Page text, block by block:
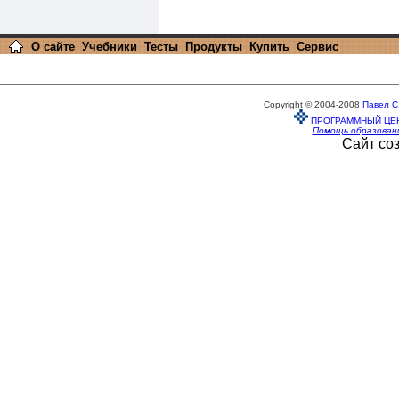
О сайте Учебники Тесты Продукты Купить Сервис
Copyright © 2004-2008 Павел
ПРОГРАММНЫЙ
Помощь
Сайт